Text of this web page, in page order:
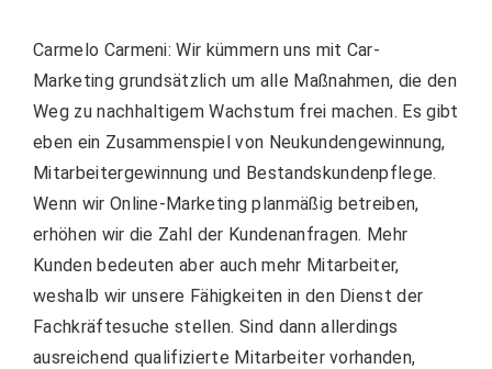
Carmelo Carmeni: Wir kümmern uns mit Car-
Marketing grundsätzlich um alle Maßnahmen, die den
Weg zu nachhaltigem Wachstum frei machen. Es gibt
eben ein Zusammenspiel von Neukundengewinnung,
Mitarbeitergewinnung und Bestandskundenpflege.
Wenn wir Online-Marketing planmäßig betreiben,
erhöhen wir die Zahl der Kundenanfragen. Mehr
Kunden bedeuten aber auch mehr Mitarbeiter,
weshalb wir unsere Fähigkeiten in den Dienst der
Fachkräftesuche stellen. Sind dann allerdings
ausreichend qualifizierte Mitarbeiter vorhanden,